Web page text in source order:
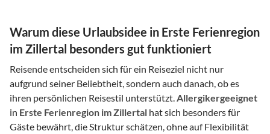
Warum diese Urlaubsidee in Erste Ferienregion
im Zillertal besonders gut funktioniert
Reisende entscheiden sich für ein Reiseziel nicht nur
aufgrund seiner Beliebtheit, sondern auch danach, ob es
ihren persönlichen Reisestil unterstützt.Allergikergeeignet
in Erste Ferienregion im Zillertal hat sich besonders für
Gäste bewährt, die Struktur schätzen, ohne auf Flexibilität